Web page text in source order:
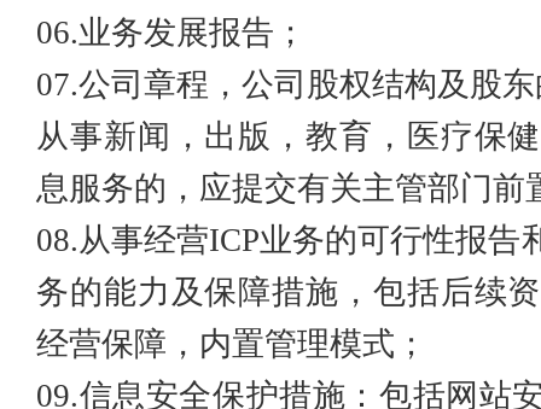
06.业务发展报告；
07.公司章程，公司股权结构及股
从事新闻，出版，教育，医疗保
息服务的，应提交有关主管部门前
08.从事经营ICP业务的可行性报
务的能力及保障措施，包括后续
经营保障，内置管理模式；
09.信息安全保护措施：包括网站